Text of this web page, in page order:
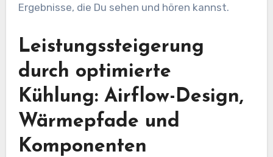
Ergebnisse, die Du sehen und hören kannst.
Leistungssteigerung
durch optimierte
Kühlung: Airflow-Design,
Wärmepfade und
Komponenten